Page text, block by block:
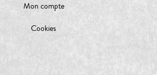
Mon compte
Cookies